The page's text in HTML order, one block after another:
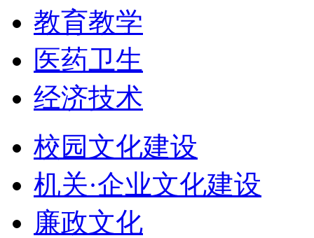
教育教学
医药卫生
经济技术
校园文化建设
机关·企业文化建设
廉政文化